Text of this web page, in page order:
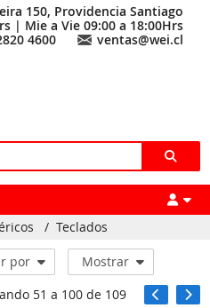
150, Providencia Santiago
| Mie a Vie 09:00 a 18:00Hrs
4600
ventas@wei.cl
/ Teclados
por
Mostrar
51 a 100de 109